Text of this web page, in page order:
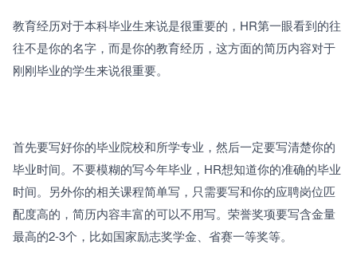
教育经历对于本科毕业生来说是很重要的，HR第一眼看到的往
往不是你的名字，而是你的教育经历，这方面的简历内容对于
刚刚毕业的学生来说很重要。
首先要写好你的毕业院校和所学专业，然后一定要写清楚你的
毕业时间。不要模糊的写今年毕业，HR想知道你的准确的毕业
时间。另外你的相关课程简单写，只需要写和你的应聘岗位匹
配度高的，简历内容丰富的可以不用写。荣誉奖项要写含金量
最高的2-3个，比如国家励志奖学金、省赛一等奖等。